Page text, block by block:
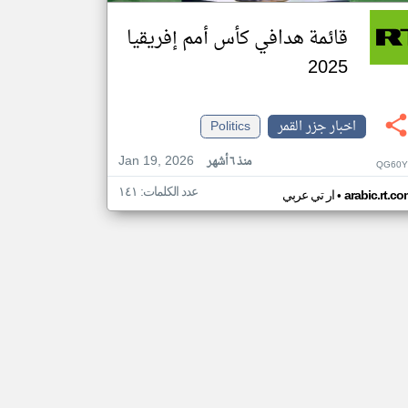
قائمة هدافي كأس أمم إفريقيا
2025
اخبار جزر القمر
Politics
Jan 19, 2026
منذ ٦ أشهر
ار تي عربي• عدد الكلمات: ١٤١